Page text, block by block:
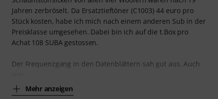
Jahren zerbröselt. Da Ersatztieftöner (C1003) 44 euro pro
Stück kosten, habe ich mich nach einem anderen Sub in der
Preisklasse umgesehen. Dabei bin ich auf die t.Box pro
Achat 108 SUBA gestossen.
Der Frequenzgang in den Datenblättern sah gut aus. Auch
Mehr anzeigen